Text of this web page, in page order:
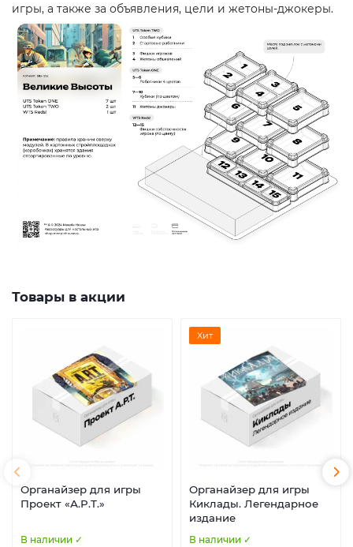
игры, а также за объявления, цели и жетоны-джокеры.
Товары в акции
Органайзер для игры
Проект «А.Р.Т.»
В наличии ✓
Хит
Органайзер для игры
Киклады. Легендарное
издание
В наличии ✓